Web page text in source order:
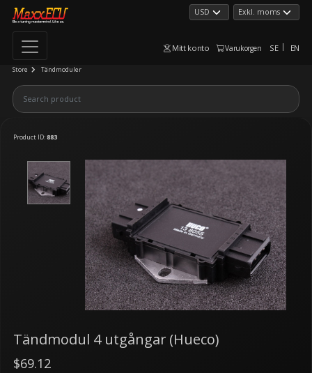
Mitt konto Varukorgen SE EN
Store Tändmoduler
Product ID:883
Tändmodul 4 utgångar (Hueco)
$69.12